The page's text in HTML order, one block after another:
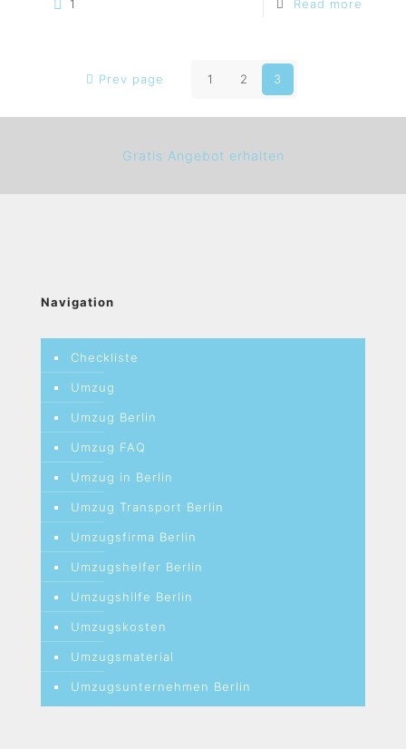
1 Read more
Prev page 1 2 3
Gratis Angebot erhalten
Navigation
Checkliste
Umzug
Umzug Berlin
Umzug FAQ
Umzug in Berlin
Umzug Transport Berlin
Umzugsfirma Berlin
Umzugshelfer Berlin
Umzugshilfe Berlin
Umzugskosten
Umzugsmaterial
Umzugsunternehmen Berlin